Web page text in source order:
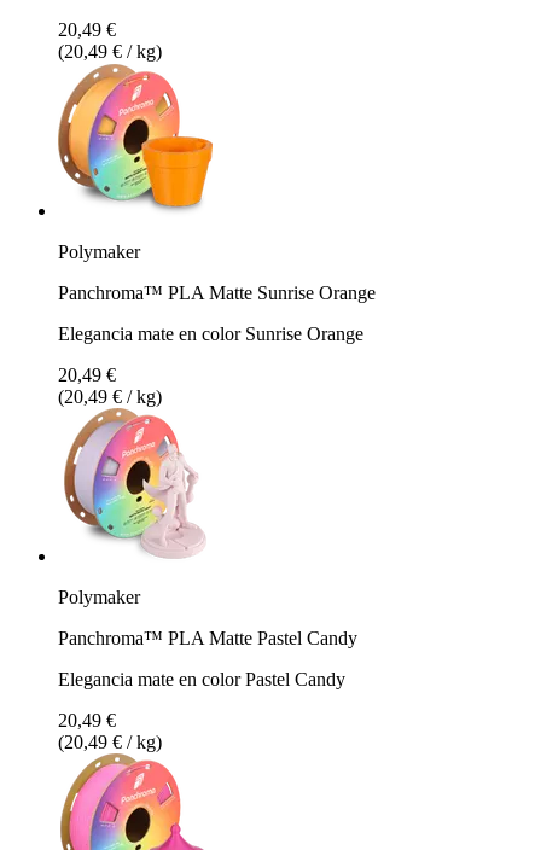
20,49 €
(20,49 € / kg)
Polymaker
Panchroma™ PLA Matte Sunrise Orange
Elegancia mate en color Sunrise Orange
20,49 €
(20,49 € / kg)
Polymaker
Panchroma™ PLA Matte Pastel Candy
Elegancia mate en color Pastel Candy
20,49 €
(20,49 € / kg)